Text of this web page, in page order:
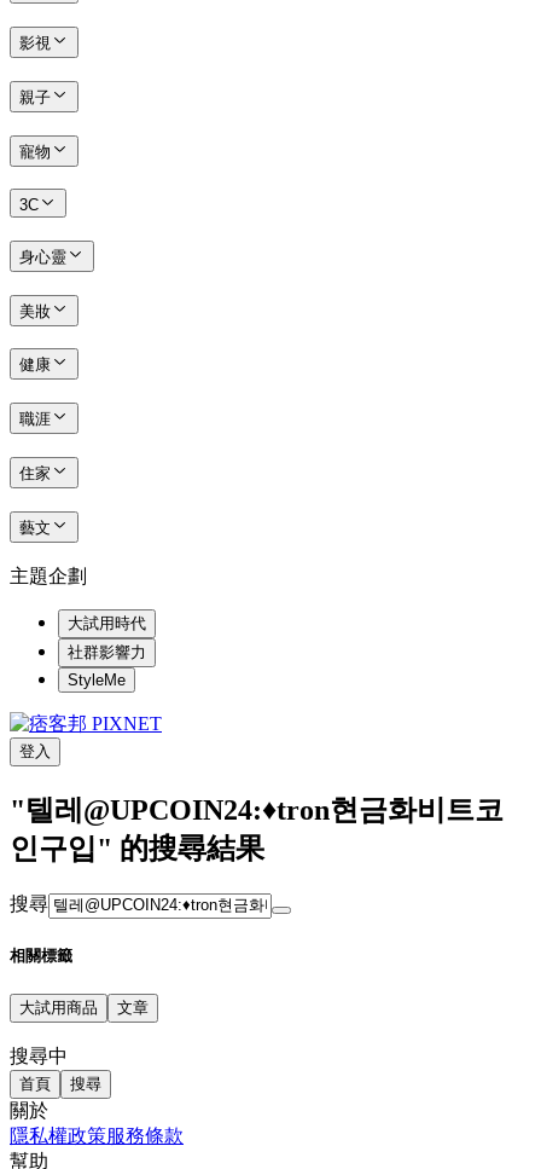
影視
親子
寵物
3C
身心靈
美妝
健康
職涯
住家
藝文
主題企劃
大試用時代
社群影響力
StyleMe
登入
"텔레@UPCOIN24:♦tron현금화비트코
인구입" 的搜尋結果
搜尋
相關標籤
大試用商品 文章
搜尋中
首頁 搜尋
關於
隱私權政策服務條款
幫助